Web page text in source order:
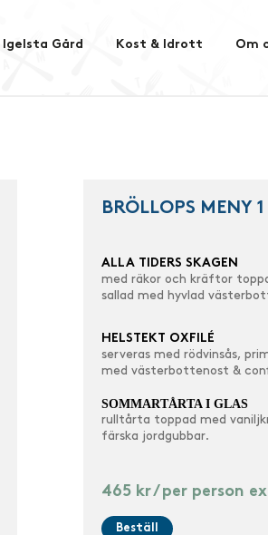
Igelsta Gård Kost & Idrott Om
BRÖLLOPS MENY 1
ALLA TIDERS SKAGEN
med räkor och kräftor
sallad med hyvlad
HELSTEKT OXFILÉ
serveras med rödvinsås,
med västerbottenost &
SOMMARTÅRTA I GLAS
rulltårta toppad med
färska jordgubbar.
465 kr / per person
Beställ